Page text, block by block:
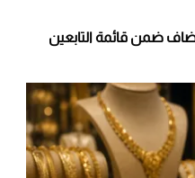
ضمن قائمة التابعين